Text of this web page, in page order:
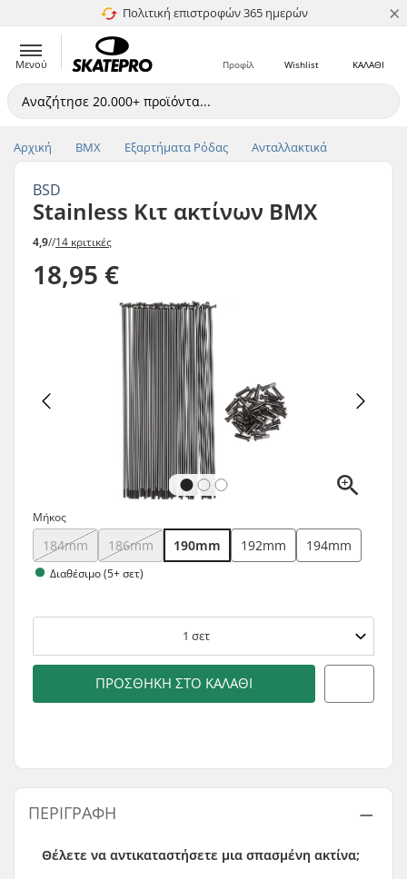
Πολιτική επιστροφών 365 ημερών
4.8 στα 5 ×
Μενού ΚΑΛΑΘΙ
Wishlist
Προφίλ
Αρχική BMX Εξαρτήματα Ρόδας Ανταλλακτικά
BSD
Stainless Κιτ ακτίνων BMX
4,9//14 κριτικές
18,95 €
Μήκος
184mm 186mm 190mm 192mm 194mm
Διαθέσιμο (5+ σετ)
1 σετ
ΠΡΟΣΘΉΚΗ ΣΤΟ ΚΑΛΆΘΙ
ΠΕΡΙΓΡΑΦΉ
Θέλετε να αντικαταστήσετε μια σπασμένη ακτίνα;